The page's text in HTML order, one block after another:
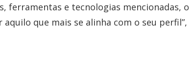
ferramentas e tecnologias mencionadas, o
que mais se alinha com o seu perfil”,